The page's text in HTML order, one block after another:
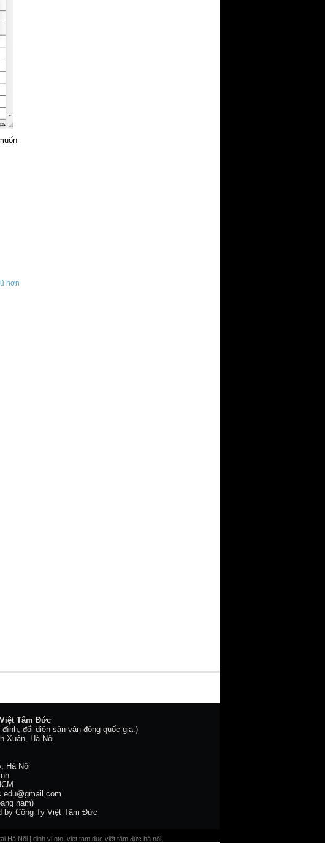
hơn
Tâm Đức
đối diện sân vận động quốc gia.)
Xuân, Hà Nội
Hà Nội
nam)
by Công Ty Việt Tâm Đức
Hà Nội | dinh vi oto|viet tam duc|việt tâm đức hà nội